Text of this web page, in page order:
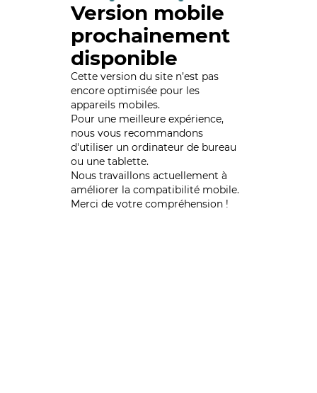
Version mobile
prochainement
disponible
Cette version du site n’est pas
encore optimisée pour les
appareils mobiles.
Pour une meilleure expérience,
nous vous recommandons
d'utiliser un ordinateur de bureau
ou une tablette.
Nous travaillons actuellement à
améliorer la compatibilité mobile.
Merci de votre compréhension !